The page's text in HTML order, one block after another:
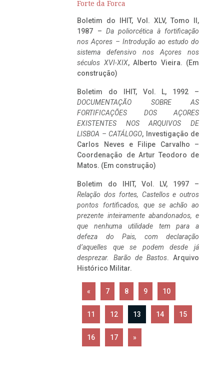
Forte da Forca
Boletim do IHIT, Vol. XLV, Tomo II,
1987 – Da poliorcética à fortificação
nos Açores – Introdução ao estudo do
sistema defensivo nos Açores nos
séculos XVI-XIX, Alberto Vieira. (Em
construção)
Boletim do IHIT, Vol. L, 1992 –
DOCUMENTAÇÃO SOBRE AS
FORTIFICAÇÕES DOS AÇORES
EXISTENTES NOS ARQUIVOS DE
LISBOA – CATÁLOGO, Investigação de
Carlos Neves e Filipe Carvalho –
Coordenação de Artur Teodoro de
Matos. (Em construção)
Boletim do IHIT, Vol. LV, 1997 –
Relação dos fortes, Castellos e outros
pontos fortificados, que se achão ao
prezente inteiramente abandonados, e
que nenhuma utilidade tem para a
defeza do Pais, com declaração
d’aquelles que se podem desde já
desprezar. Barão de Bastos. Arquivo
Histórico Militar.
« 7 8 9 10
11 12 13 14 15
16 17 »